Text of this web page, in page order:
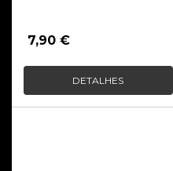
7,90 €
DETALHES